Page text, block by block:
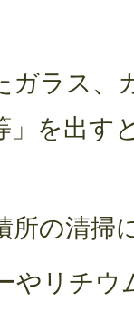
ガラス、
」を出す
所の清掃
やリチ